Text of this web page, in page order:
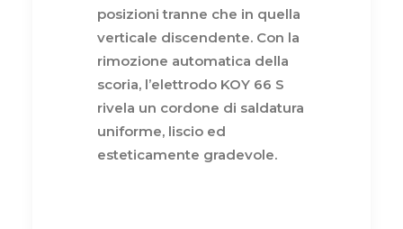
posizioni tranne che in quella
verticale discendente. Con la
rimozione automatica della
scoria, l’elettrodo KOY 66 S
rivela un cordone di saldatura
uniforme, liscio ed
esteticamente gradevole.